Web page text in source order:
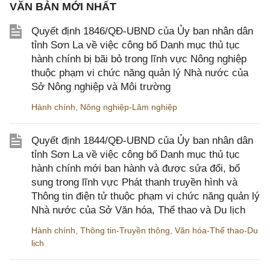
VĂN BẢN MỚI NHẤT
Quyết định 1846/QĐ-UBND của Ủy ban nhân dân
tỉnh Sơn La về việc công bố Danh mục thủ tục
hành chính bị bãi bỏ trong lĩnh vực Nông nghiệp
thuộc phạm vi chức năng quản lý Nhà nước của
Sở Nông nghiệp và Môi trường
Hành chính Nông nghiệp-Lâm nghiệp
Quyết định 1844/QĐ-UBND của Ủy ban nhân dân
tỉnh Sơn La về việc công bố Danh mục thủ tục
hành chính mới ban hành và được sửa đổi, bổ
sung trong lĩnh vực Phát thanh truyền hình và
Thông tin điện tử thuộc phạm vi chức năng quản lý
Nhà nước của Sở Văn hóa, Thể thao và Du lịch
Hành chính Thông tin-Truyền thông Văn hóa-Thể thao-Du
lịch